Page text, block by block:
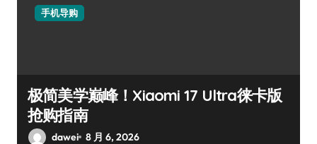
手机导购
极简美学巅峰！Xiaomi 17 Ultra徕卡版
抢购指南
dawei 8 月 6, 2026